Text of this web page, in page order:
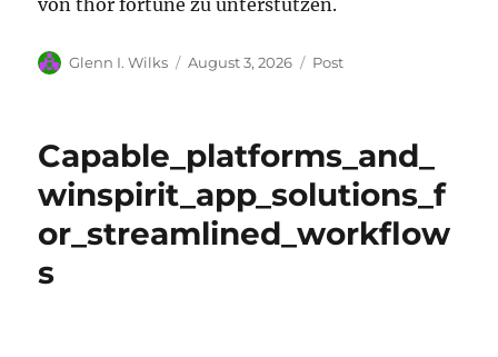
von thor fortune zu unterstützen.
Author
Glenn I. Wilks
Posted
August 3, 2026 Categories
Post
Capable_platforms_and_
winspirit_app_solutions_f
or_streamlined_workflow
s